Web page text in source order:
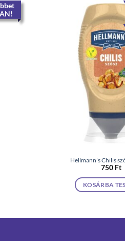
Hellmann’s Chilis
750 Ft
KOSÁRBA